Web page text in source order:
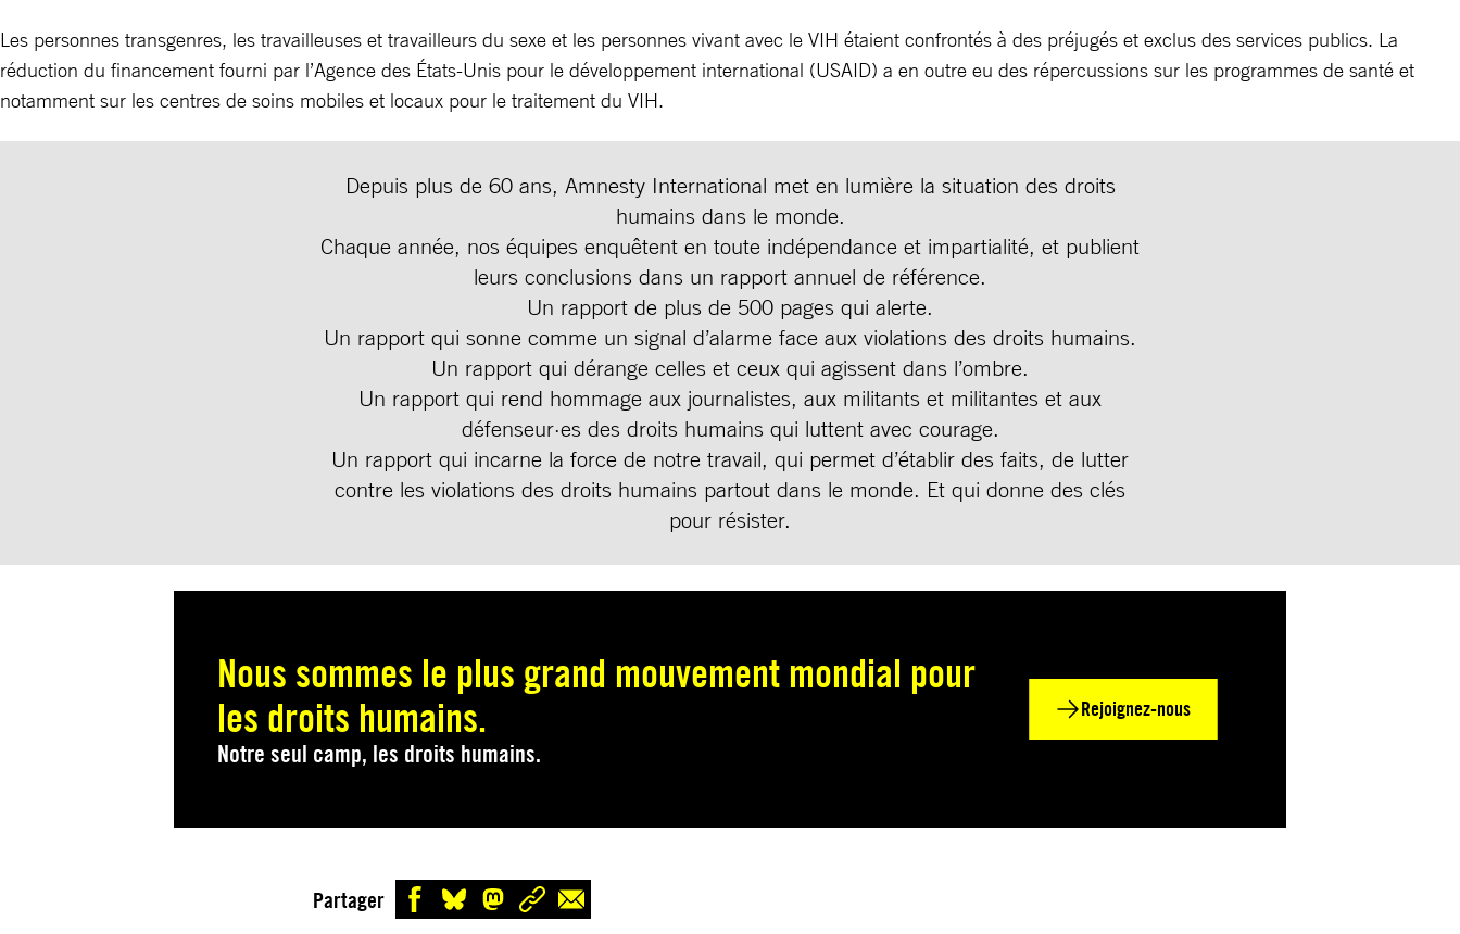
Les personnes transgenres, les travailleuses et travailleurs du sexe et les personnes vivant avec le VIH étaient confrontés à des préjugés et exclus des services publics. La
réduction du financement fourni par l’Agence des États-Unis pour le développement international (USAID) a en outre eu des répercussions sur les programmes de santé et
notamment sur les centres de soins mobiles et locaux pour le traitement du VIH.
Depuis plus de 60 ans, Amnesty International met en lumière la situation des droits
humains dans le monde.
Chaque année, nos équipes enquêtent en toute indépendance et impartialité, et publient
leurs conclusions dans un rapport annuel de référence.
Un rapport de plus de 500 pages qui alerte.
Un rapport qui sonne comme un signal d’alarme face aux violations des droits humains.
Un rapport qui dérange celles et ceux qui agissent dans l’ombre.
Un rapport qui rend hommage aux journalistes, aux militants et militantes et aux
défenseur·es des droits humains qui luttent avec courage.
Un rapport qui incarne la force de notre travail, qui permet d’établir des faits, de lutter
contre les violations des droits humains partout dans le monde. Et qui donne des clés
pour résister.
Nous sommes le plus grand mouvement mondial pour
les droits humains.
Notre seul camp, les droits humains.
Rejoignez-nous
Partager